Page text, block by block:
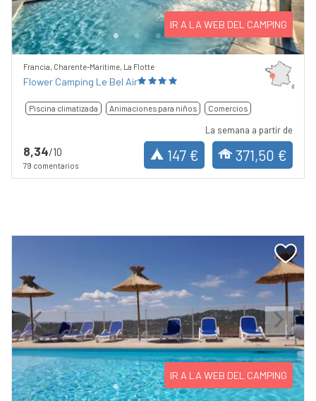
IR A LA WEB DEL CAMPING
Francia, Charente-Maritime, La Flotte
Flower Camping Le Bel Air
Piscina climatizada Animaciones para niños Comercios
8,34/10
79 comentarios
La semana a partir de
147 € 371,50 €
Previous Next
IR A LA WEB DEL CAMPING